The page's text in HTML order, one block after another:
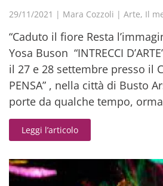
29/11/2021 | Mara Cozzoli | Arte, Il
“Caduto il fiore Resta
Yosa Buson “INTRECCI
il 27 e 28 settembre presso il
PENSA” , nella città di Busto
porte da qualche tempo,
Leggi l’articolo